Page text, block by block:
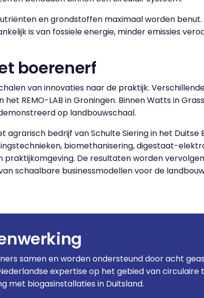
en grondstoffen maximaal worden
is van fossiele energie, minder emissies
boerenerf
van innovaties naar de praktijk.
REMO-LAB in Groningen. Binnen Watts in
op landbouwschaal.
bedrijf van Schulte Siering in het Duitse
biomethanisering, digestaat-
De resultaten worden
schaalbare businessmodellen voor de
samen en worden ondersteund door acht
expertise op het gebied van
met biogasinstallaties in Duitsland.